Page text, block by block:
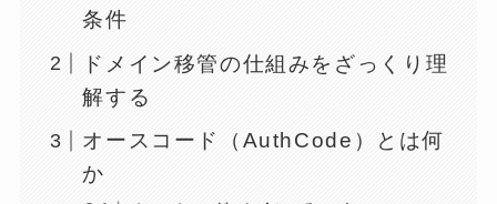
条件
ドメイン移管の仕組みをざっくり理
解する
オースコード（AuthCode）とは何
か